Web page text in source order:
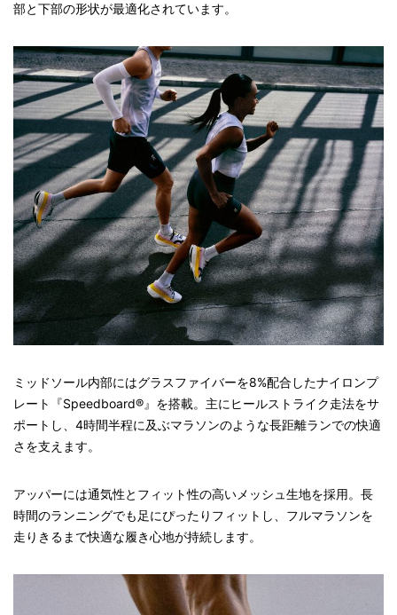
部と下部の形状が最適化されています。
ミッドソール内部にはグラスファイバーを8%配合したナイロンプ
レート『Speedboard®』を搭載。主にヒールストライク走法をサ
ポートし、4時間半程に及ぶマラソンのような長距離ランでの快適
さを支えます。
アッパーには通気性とフィット性の高いメッシュ生地を採用。長
時間のランニングでも足にぴったりフィットし、フルマラソンを
走りきるまで快適な履き心地が持続します。